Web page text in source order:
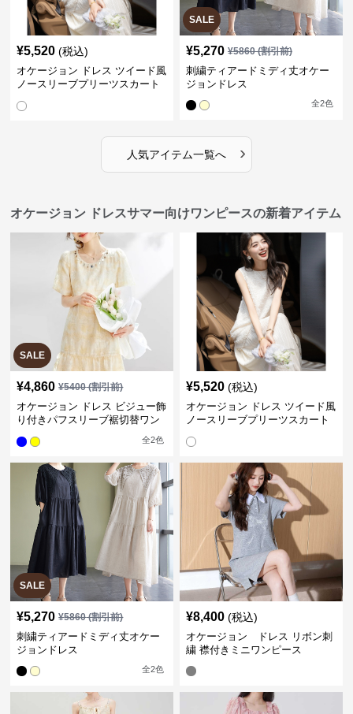
¥5,520 (税込)
オケージョン ドレス ツイード風
ノースリーブプリーツスカート
SALE
¥5,270 ¥5860(割引前)
刺繍ティアードミディ丈オケー
ジョンドレス
全2色
人気アイテム一覧へ ›
オケージョン ドレスサマー向けワンピースの新着アイテム
SALE
¥4,860 ¥5400(割引前)
オケージョン ドレス ビジュー飾
り付きパフスリーブ裾切替ワン
全2色
¥5,520 (税込)
オケージョン ドレス ツイード風
ノースリーブプリーツスカート
SALE
¥5,270 ¥5860(割引前)
刺繍ティアードミディ丈オケー
ジョンドレス
全2色
¥8,400 (税込)
オケージョン ドレス リボン刺
繍 襟付きミニワンピース